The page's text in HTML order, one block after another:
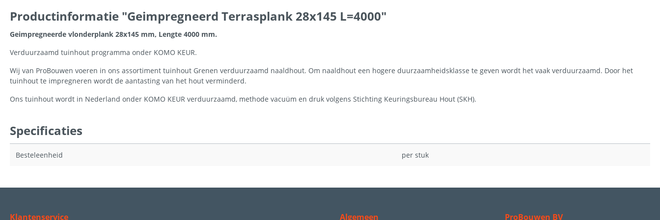
Productinformatie "Geimpregneerd Terrasplank 28x145 L=4000"
Geimpregneerde vlonderplank 28x145 mm, Lengte 4000 mm.
Verduurzaamd tuinhout programma onder KOMO KEUR.
Wij van ProBouwen voeren in ons assortiment tuinhout Grenen verduurzaamd naaldhout. Om naaldhout een hogere duurzaamheidsklasse te geven wordt het vaak verduurzaamd. Door het
tuinhout te impregneren wordt de aantasting van het hout verminderd.
Ons tuinhout wordt in Nederland onder KOMO KEUR verduurzaamd, methode vacuüm en druk volgens Stichting Keuringsbureau Hout (SKH).
Specificaties
Besteleenheid per stuk
Klantenservice Algemeen ProBouwen BV